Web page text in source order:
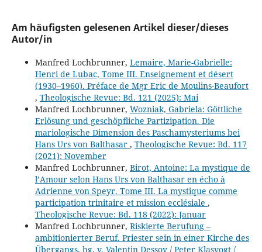
Am häufigsten gelesenen Artikel dieser/dieses
Autor/in
Manfred Lochbrunner, Lemaire, Marie-Gabrielle:
Henri de Lubac, Tome III. Enseignement et désert
(1930–1960). Préface de Mgr Eric de Moulins-Beaufort
, Theologische Revue: Bd. 121 (2025): Mai
Manfred Lochbrunner, Wozniak, Gabriela: Göttliche
Erlösung und geschöpfliche Partizipation. Die
mariologische Dimension des Paschamysteriums bei
Hans Urs von Balthasar , Theologische Revue: Bd. 117
(2021): November
Manfred Lochbrunner, Birot, Antoine: La mystique de
l’Amour selon Hans Urs von Balthasar en écho à
Adrienne von Speyr. Tome III. La mystique comme
participation trinitaire et mission ecclésiale ,
Theologische Revue: Bd. 118 (2022): Januar
Manfred Lochbrunner, Riskierte Berufung –
ambitionierter Beruf. Priester sein in einer Kirche des
Übergangs, hg. v. Valentin Dessoy / Peter Klasvogt /